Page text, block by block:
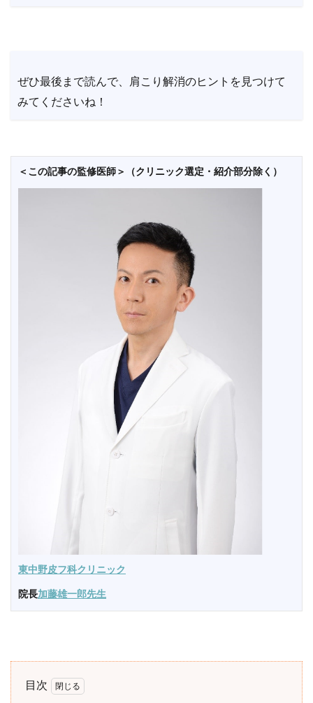
ぜひ最後まで読んで、肩こり解消のヒントを見つけて
みてくださいね！
＜この記事の監修医師＞（クリニック選定・紹介部分除く）
東中野皮フ科クリニック
院長加藤雄一郎先生
目次